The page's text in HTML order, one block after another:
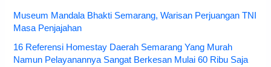
Museum Mandala Bhakti Semarang, Warisan Perjuangan TNI
Masa Penjajahan
16 Referensi Homestay Daerah Semarang Yang Murah
Namun Pelayanannya Sangat Berkesan Mulai 60 Ribu Saja